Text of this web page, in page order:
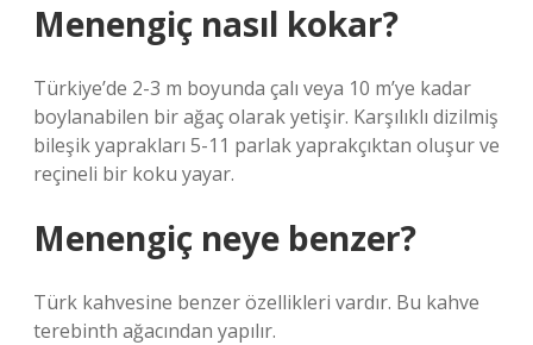
Menengiç nasıl kokar?
Türkiye’de 2-3 m boyunda çalı veya 10 m’ye kadar
boylanabilen bir ağaç olarak yetişir. Karşılıklı dizilmiş
bileşik yaprakları 5-11 parlak yaprakçıktan oluşur ve
reçineli bir koku yayar.
Menengiç neye benzer?
Türk kahvesine benzer özellikleri vardır. Bu kahve
terebinth ağacından yapılır.